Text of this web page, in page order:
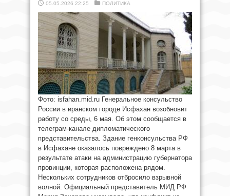
05.05.2026 22:25 ПОЛИТИКА
Фото: isfahan.mid.ru Генеральное консульство
России в иранском городе Исфахан возобновит
работу со среды, 6 мая. Об этом сообщается в
телеграм-канале дипломатического
представительства. Здание генконсульства РФ
в Исфахане оказалось повреждено 8 марта в
результате атаки на администрацию губернатора
провинции, которая расположена рядом.
Нескольких сотрудников отбросило взрывной
волной. Официальный представитель МИД РФ